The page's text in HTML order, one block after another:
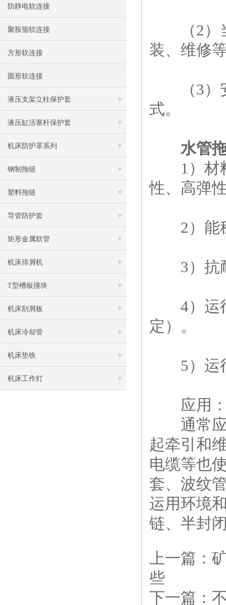
防静电软连接
聚胺脂软连接
方形软连接
圆形软连接
液压支架立柱保护套
液压缸活塞杆保护套
机床防护罩系列
钢制拖链
塑料拖链
导管防护套
矩形金属软管
机床排屑机
T型槽板撞块
机床刮屑板
机床冷却管
机床垫铁
机床工作灯
（2）当
装、维修
（3）安
式。
水管
1）材料
性、高弹
2）能稳
3）抗耐
4）运行
定）。
5）运
应用
通常应
起牵引和
电缆等也
套、波纹
运用环境
链、半封
上一篇：
些
下一篇：